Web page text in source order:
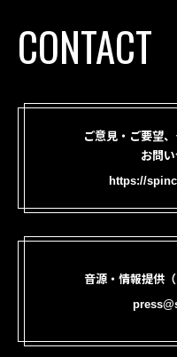
CONTACT
ご意見・ご要望
お問
https://
音源・情報提供